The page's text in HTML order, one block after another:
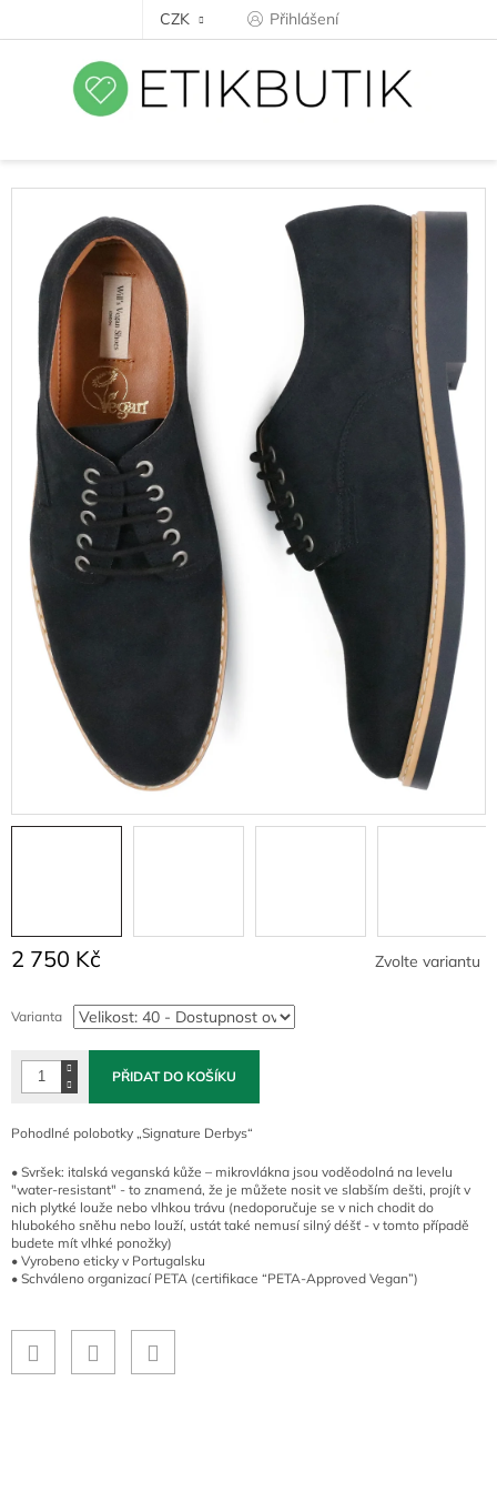
CZK Přihlášení
2 750 Kč
cena:
Zvolte variantu
Varianta
PŘIDAT DO KOŠÍKU
Pohodlné polobotky „Signature Derbys“
• Svršek: italská veganská kůže – mikrovlákna jsou voděodolná na levelu
"water-resistant" - to znamená, že je můžete nosit ve slabším dešti, projít v
nich plytké louže nebo vlhkou trávu (nedoporučuje se v nich chodit do
hlubokého sněhu nebo louží, ustát také nemusí silný déšť - v tomto případě
budete mít vlhké ponožky)
• Vyrobeno eticky v Portugalsku
• Schváleno organizací PETA (certifikace “PETA-Approved Vegan”)